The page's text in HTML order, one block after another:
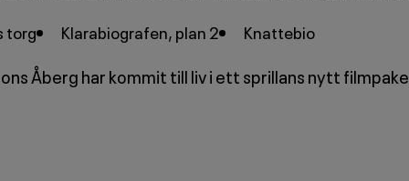
torg Klarabiografen, plan 2 Knattebio
Åberg har kommit till liv i ett sprillans nytt